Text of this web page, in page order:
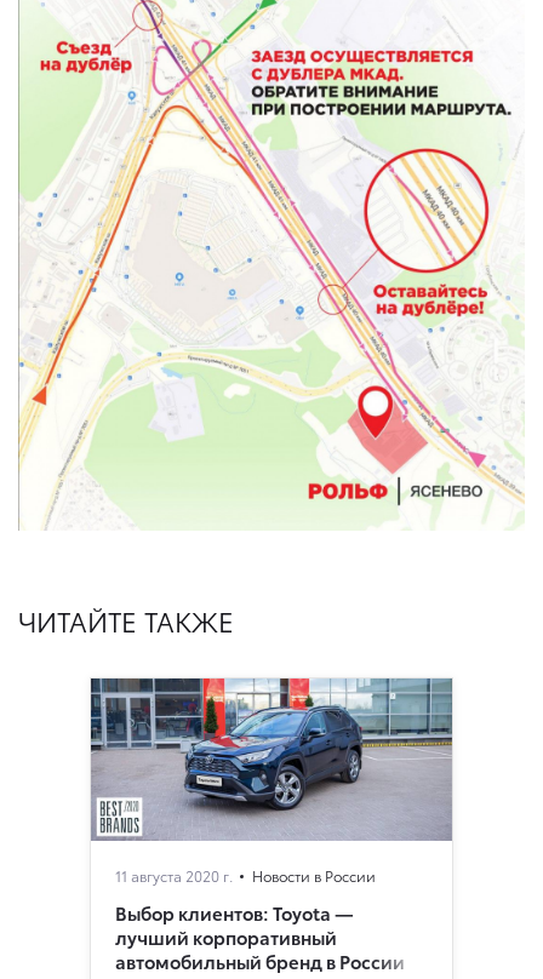
ЧИТАЙТЕ ТАКЖЕ
11 августа 2020 г. Новости в России
Выбор клиентов: Toyota —
лучший корпоративный
автомобильный бренд в России